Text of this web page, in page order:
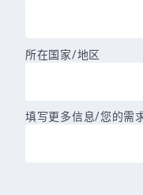
所在国家/地区
填写更多信息/您的需